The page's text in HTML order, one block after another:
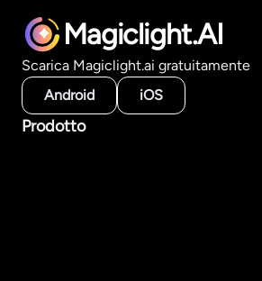
Magiclight.AI
Scarica Magiclight.ai gratuitamente
Android
iOS
Prodotto